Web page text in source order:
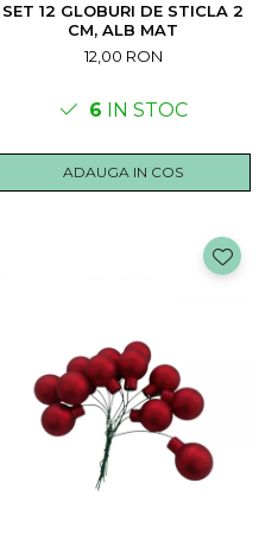
SET 12 GLOBURI DE STICLA 2
CM, ALB MAT
12,00 RON
6 IN STOC
ADAUGA IN COS